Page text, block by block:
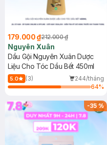
179.000 ₫212.000 ₫
Nguyên Xuân
Dầu Gội Nguyên Xuân Dược
Liệu Cho Tóc Dầu Bết 450ml
5.0 (3)
244/tháng
64%
-35%